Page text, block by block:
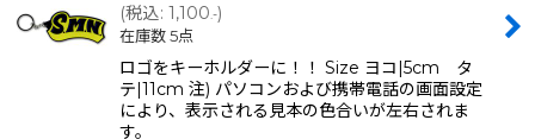
(税込: 1,100 .-)
在庫数 5点
ロゴをキーホルダーに！！ Size ヨコ|5cm タ
テ|11cm 注) パソコンおよび携帯電話の画面設定
により、表示される見本の色合いが左右されま
す。